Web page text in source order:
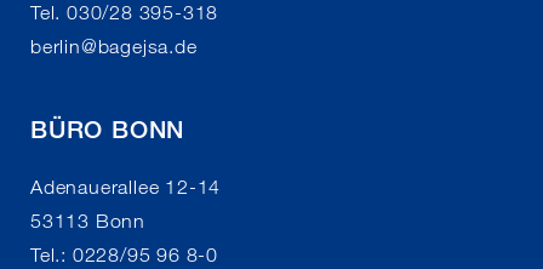
Tel. 030/28 395-318
berlin@bagejsa.de
BÜRO BONN
Adenauerallee 12-14
53113 Bonn
Tel.: 0228/95 96 8-0